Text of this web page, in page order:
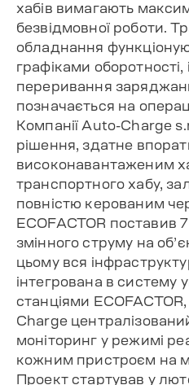
хабів вимагають
безвідмовної роботи.
обладнання
графіками оборотності,
переривання
позначається на
Компанії Auto-Charge
рішення, здатне
високонавантаженим
транспортного хабу,
повністю керованим
ECOFACTOR поставив
змінного струму на
цьому вся
інтегрована в систему
станціями
Charge
моніторинг у режимі
кожним пристроєм на
Проект стартував у